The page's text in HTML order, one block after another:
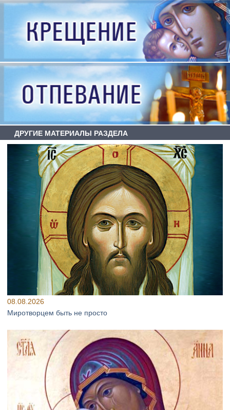
ДРУГИЕ МАТЕРИАЛЫ РАЗДЕЛА
08.08.2026
Миротворцем быть не просто